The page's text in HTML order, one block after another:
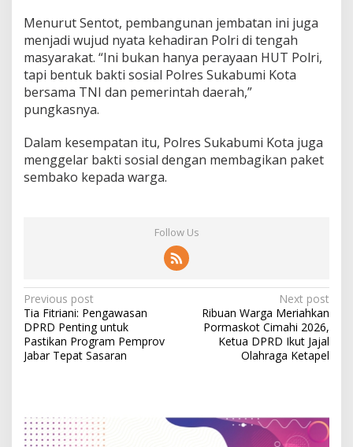
Menurut Sentot, pembangunan jembatan ini juga
menjadi wujud nyata kehadiran Polri di tengah
masyarakat. “Ini bukan hanya perayaan HUT Polri,
tapi bentuk bakti sosial Polres Sukabumi Kota
bersama TNI dan pemerintah daerah,”
pungkasnya.
Dalam kesempatan itu, Polres Sukabumi Kota juga
menggelar bakti sosial dengan membagikan paket
sembako kepada warga.
Follow Us
P
o
s
t
a
v
Previous post
Tia Fitriani: Pengawasan
DPRD Penting untuk
Pastikan Program Pemprov
Jabar Tepat Sasaran
Next post
Ribuan Warga Meriahkan
Pormaskot Cimahi 2026,
Ketua DPRD Ikut Jajal
Olahraga Ketapel